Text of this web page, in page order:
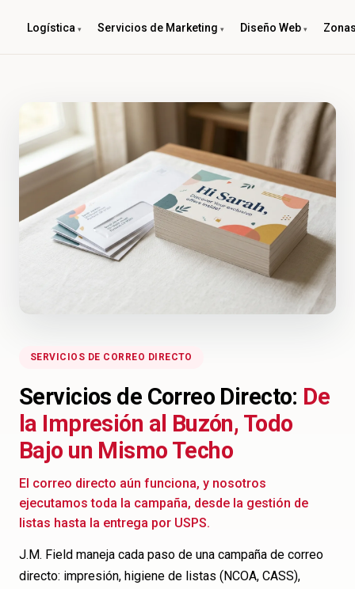
Logística Servicios de Marketing Diseño Web
SERVICIOS DE CORREO DIRECTO
Servicios de Correo Directo: De
la Impresión al Buzón, Todo
Bajo un Mismo Techo
El correo directo aún funciona, y nosotros
ejecutamos toda la campaña, desde la gestión de
listas hasta la entrega por USPS.
J.M. Field maneja cada paso de una campaña de correo
directo: impresión, higiene de listas (NCOA, CASS),